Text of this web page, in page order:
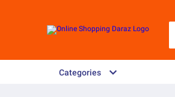
Categories